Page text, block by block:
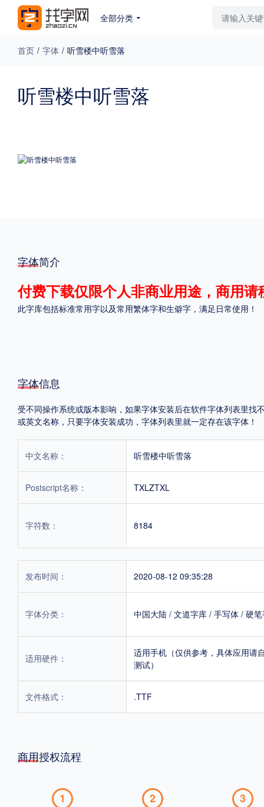
全部分类
免费下载 收费下载 更多
格式
.TTF .OTF
中国大陆
字体新闻 字体程序
首页 / 字体 / 听雪楼中听雪落
听雪楼中听雪落
字体简介
付费下载仅限个人非商业用途，商用
此字库包括标准常用字以及常用繁体字和生僻字，满足日常使用！
字体信息
受不同操作系统或版本影响，如果字体安装后在软件字体列表里
或英文名称，只要字体安装成功，字体列表里就一定存在该字体！
中文名称： 听雪楼中听雪落
Postscript名称： TXLZTXL
字符数： 8184
发布时间： 2020-08-12 09:35:28
字体分类： 中国大陆 / 文道字库 / 手写体 / 硬
适用硬件：
适用手机（仅供参考，具体应用请
测试）
文件格式： .TTF
商用授权流程
1 2 3